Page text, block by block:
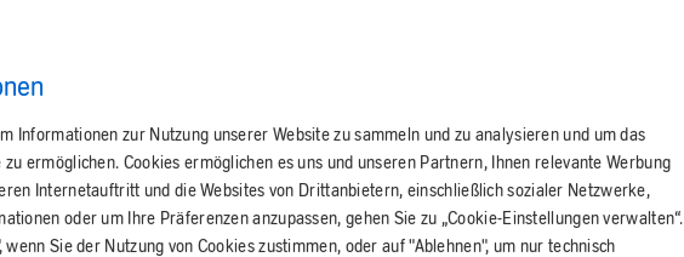
Informationen zur Nutzung unserer Website zu sammeln und zu analysieren und um das
ermöglichen. Cookies ermöglichen es uns und unseren Partnern, Ihnen relevante Werbung
Internetauftritt und die Websites von Drittanbietern, einschließlich sozialer Netzwerke,
oder um Ihre Präferenzen anzupassen, gehen Sie zu „Cookie-Einstellungen verwalten“.
wenn Sie der Nutzung von Cookies zustimmen, oder auf "Ablehnen", um nur technisch